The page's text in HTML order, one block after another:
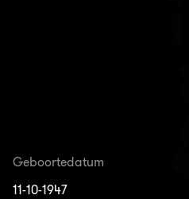
Geboortedatum
11-10-1947